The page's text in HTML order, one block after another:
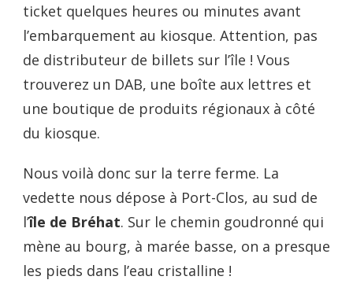
ticket quelques heures ou minutes avant
l’embarquement au kiosque. Attention, pas
de distributeur de billets sur l’île ! Vous
trouverez un DAB, une boîte aux lettres et
une boutique de produits régionaux à côté
du kiosque.
Nous voilà donc sur la terre ferme. La
vedette nous dépose à Port-Clos, au sud de
l’île de Bréhat. Sur le chemin goudronné qui
mène au bourg, à marée basse, on a presque
les pieds dans l’eau cristalline !